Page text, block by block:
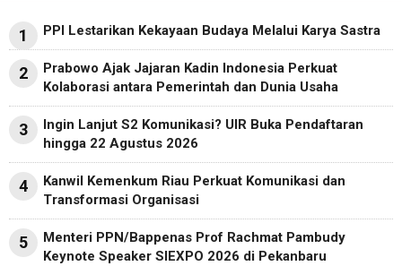
1 PPI Lestarikan Kekayaan Budaya Melalui Karya Sastra
2
Prabowo Ajak Jajaran Kadin Indonesia Perkuat
Kolaborasi antara Pemerintah dan Dunia Usaha
3
Ingin Lanjut S2 Komunikasi? UIR Buka Pendaftaran
hingga 22 Agustus 2026
4
Kanwil Kemenkum Riau Perkuat Komunikasi dan
Transformasi Organisasi
5
Menteri PPN/Bappenas Prof Rachmat Pambudy
Keynote Speaker SIEXPO 2026 di Pekanbaru